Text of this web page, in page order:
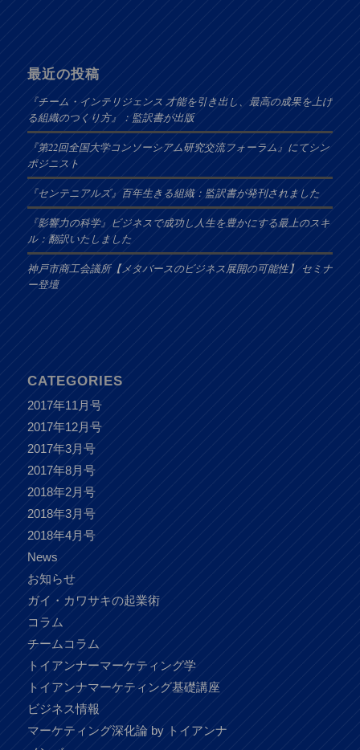
最近の投稿
『チーム・インテリジェンス 才能を引き出し、最高の成果を上げ
る組織のつくり方』：監訳書が出版
『第22回全国大学コンソーシアム研究交流フォーラム』にてシン
ポジニスト
『センテニアルズ』百年生きる組織：監訳書が発刊されました
『影響力の科学』ビジネスで成功し人生を豊かにする最上のスキ
ル：翻訳いたしました
神戸市商工会議所【メタバースのビジネス展開の可能性】 セミナ
ー登壇
CATEGORIES
2017年11月号
2017年12月号
2017年3月号
2017年8月号
2018年2月号
2018年3月号
2018年4月号
News
お知らせ
ガイ・カワサキの起業術
コラム
チームコラム
トイアンナーマーケティング学
トイアンナマーケティング基礎講座
ビジネス情報
マーケティング深化論 by トイアンナ